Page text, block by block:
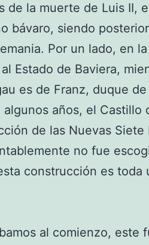
de la muerte de Luis II,
bávaro, siendo
Por un lado, en
Estado de Baviera,
es de Franz, duque
años, el Castillo
de las Nuevas Siete
no fue
construcción es toda
al comienzo, este